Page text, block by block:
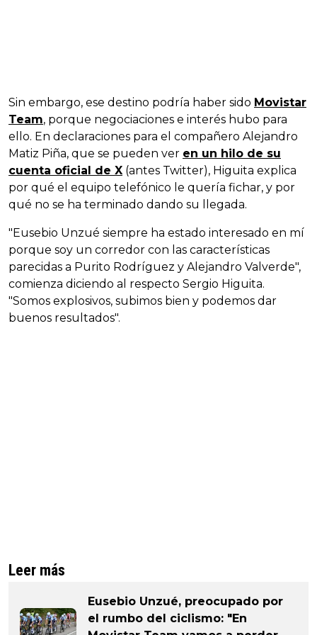
Sin embargo, ese destino podría haber sido Movistar
Team, porque negociaciones e interés hubo para
ello. En declaraciones para el compañero Alejandro
Matiz Piña, que se pueden ver en un hilo de su
cuenta oficial de X (antes Twitter), Higuita explica
por qué el equipo telefónico le quería fichar, y por
qué no se ha terminado dando su llegada.
"Eusebio Unzué siempre ha estado interesado en mí
porque soy un corredor con las características
parecidas a Purito Rodríguez y Alejandro Valverde",
comienza diciendo al respecto Sergio Higuita.
"Somos explosivos, subimos bien y podemos dar
buenos resultados".
Leer más
Eusebio Unzué, preocupado por
el rumbo del ciclismo: "En